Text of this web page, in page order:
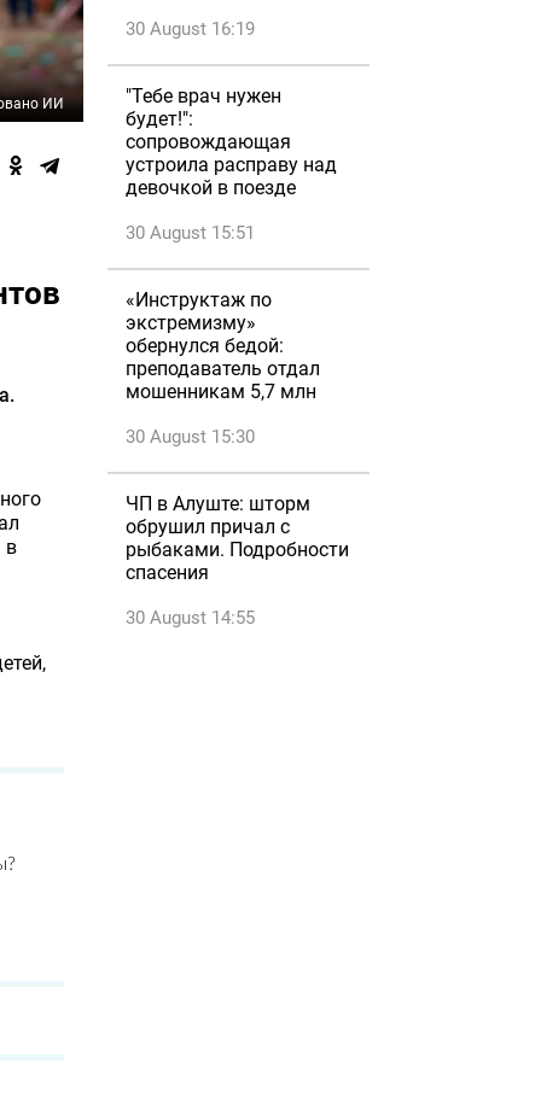
ИИ
в
30 August 16:19
"Тебе врач нужен
будет!":
сопровождающая
устроила расправу над
девочкой в поезде
30 August 15:51
«Инструктаж по
экстремизму»
обернулся бедой:
преподаватель отдал
мошенникам 5,7 млн
30 August 15:30
ЧП в Алуште: шторм
обрушил причал с
рыбаками. Подробности
спасения
30 August 14:55